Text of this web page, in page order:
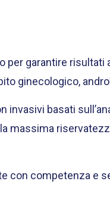
garantire risultati
ginecologico,
basati
massima
con competenza e